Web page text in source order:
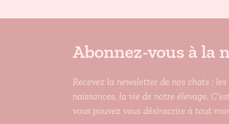
Abonnez-vous à la
Recevez la newsletter de nos chats :
naissances, la vie de notre élevage.
vous pouvez vous désinscrire à tout